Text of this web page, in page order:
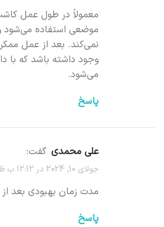
معمولاً در طول عمل
موضعی استفاده می‌شود
نمی‌کند. بعد از عمل
وجود داشته باشد که با
می‌شود.
پاسخ
علی محمدی گفت:
جولای 10, 2024 در 12:12 ب.ظ
مدت زمان بهبودی بعد
پاسخ